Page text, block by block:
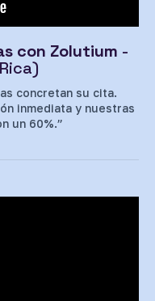
con Zolutium -
concretan su cita.
inmediata y nuestras
un 60%.”